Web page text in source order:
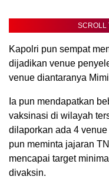
SCROLL
Kapolri pun sempat
dijadikan venue
venue diantaranya
Ia pun mendapatkan
vaksinasi di wilayah
dilaporkan ada 4
pun meminta jajaran
mencapai target
divaksin.